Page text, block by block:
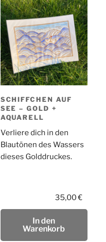
SCHIFFCHEN AUF
SEE – GOLD +
AQUARELL
Verliere dich in den
Blautönen des Wassers
dieses Golddruckes.
35,00€
In den
Warenkorb